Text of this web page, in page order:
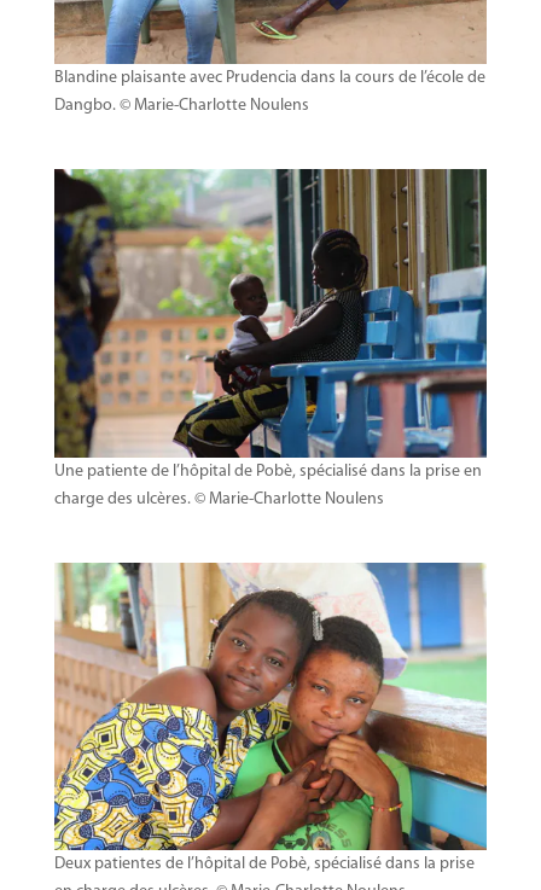
Blandine plaisante avec Prudencia dans la cours de l’école de
Dangbo. © Marie-Charlotte Noulens
Une patiente de l’hôpital de Pobè, spécialisé dans la prise en
charge des ulcères. © Marie-Charlotte Noulens
Deux patientes de l’hôpital de Pobè, spécialisé dans la prise